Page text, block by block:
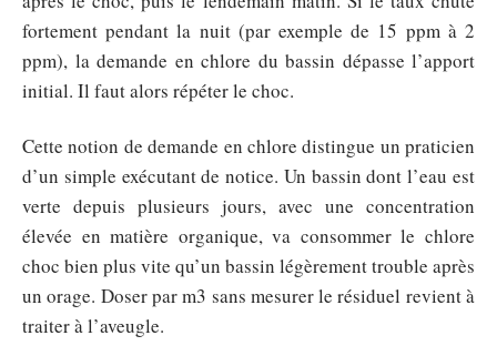
fortement pendant la nuit (par exemple de 15 ppm à 2
ppm), la demande en chlore du bassin dépasse l’apport
initial. Il faut alors répéter le choc.
Cette notion de demande en chlore distingue un praticien
d’un simple exécutant de notice. Un bassin dont l’eau est
verte depuis plusieurs jours, avec une concentration
élevée en matière organique, va consommer le chlore
choc bien plus vite qu’un bassin légèrement trouble après
un orage. Doser par m3 sans mesurer le résiduel revient à
traiter à l’aveugle.